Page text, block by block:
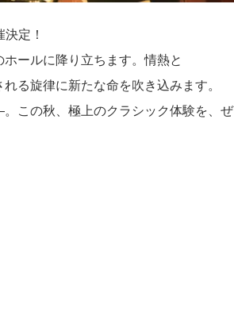
定！
ールに降り立ちます。情熱と
る旋律に新たな命を吹き込みます。
この秋、極上のクラシック体験を、ぜ